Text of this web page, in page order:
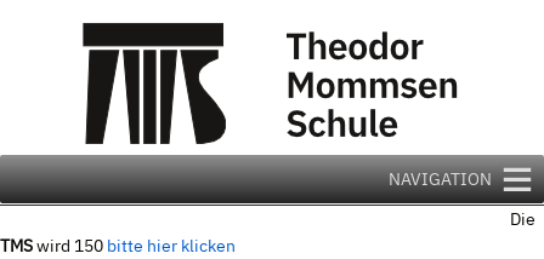
NAVIGATION
Die
TMSwird 150 bitte hier klicken